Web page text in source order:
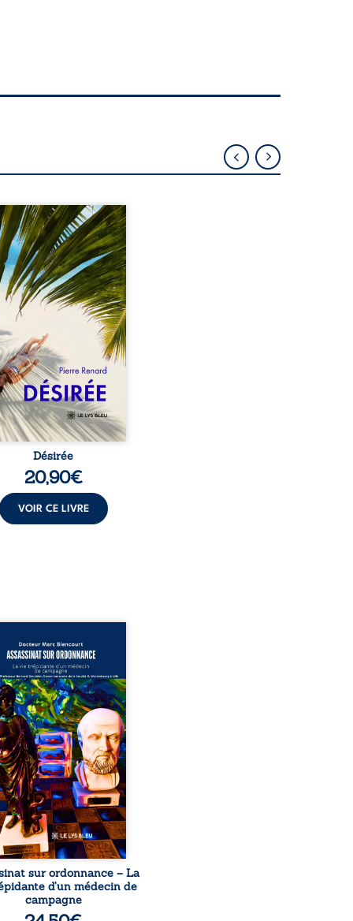
Pierre, jeune retraité,
qu’il est devenu une
femme métissée de
ans. À peine a-t-il
à apprivoiser ce
corps qu’Ange surgit
sa vie et fait vaciller
ses certitudes. Entre
est immédiate,
jusqu’à ce qu’un
familial fasse planer
: et s’ils étaient
demi-frère et ...
Désirée
20,90€
VOIR CE LIVRE
sur ordonnance –
trépidante d’un médecin
est la réédition
et actualisée du
du Docteur Marc
ancien médecin de
qui revient sur son
médical, syndical et
Depuis septembre
il raconte le long combat
conduit à être écarté du
médical, malgré une
de première instance
sur ordonnance – La
d’un médecin de
campagne